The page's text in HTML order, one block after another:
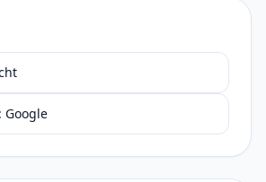
Google